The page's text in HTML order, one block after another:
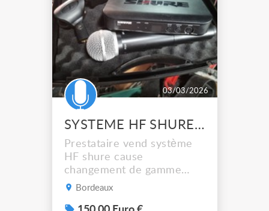
03/03/2026
SYSTEME HF SHURE BLX4 MICRO MAIN PG58
Prestataire vend système
HF shure cause
changement de gamme
Recepteur blx + micro
Bordeaux